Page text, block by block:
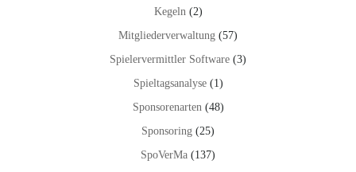
Kegeln(2)
Mitgliederverwaltung (57)
Spielervermittler Software (3)
Spieltagsanalyse(1)
Sponsorenarten(48)
Sponsoring (25)
SpoVerMa (137)